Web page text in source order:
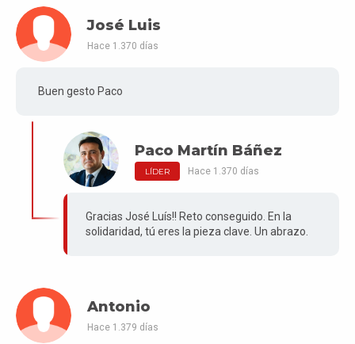
José Luis
Hace 1.370 días
Buen gesto Paco
Paco Martín Báñez
LÍDER Hace 1.370 días
Gracias José Luís!! Reto conseguido. En la
solidaridad, tú eres la pieza clave. Un abrazo.
Antonio
Hace 1.379 días